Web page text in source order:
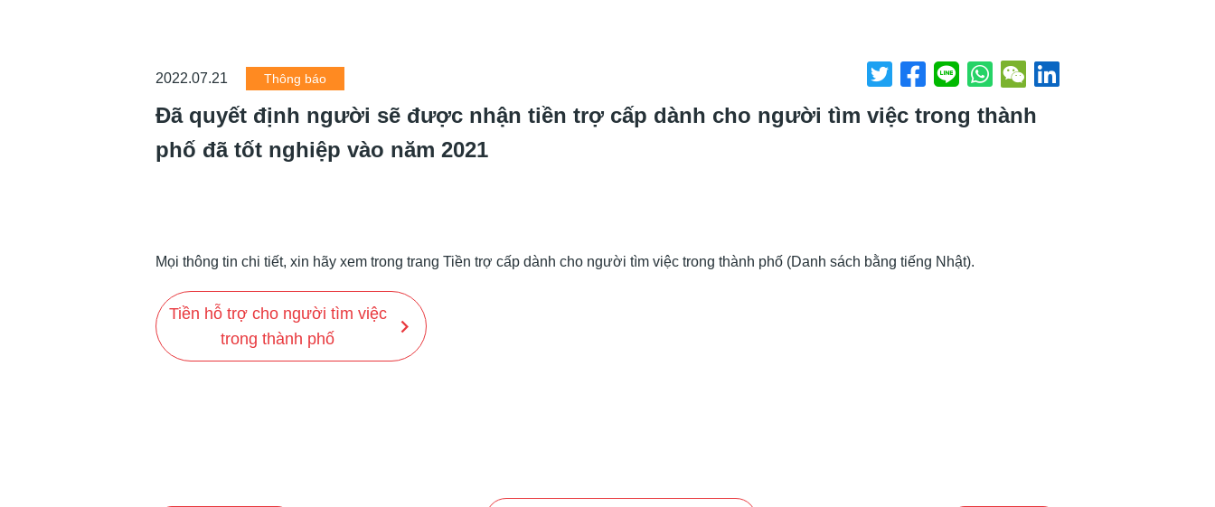
2022.07.21 Thông báo
Đã quyết định người sẽ được nhận tiền trợ cấp dành cho người tìm việc trong thành
phố đã tốt nghiệp vào năm 2021
Mọi thông tin chi tiết, xin hãy xem trong trang Tiền trợ cấp dành cho người tìm việc trong thành phố (Danh sách bằng tiếng Nhật).
Tiền hỗ trợ cho người tìm việc
trong thành phố